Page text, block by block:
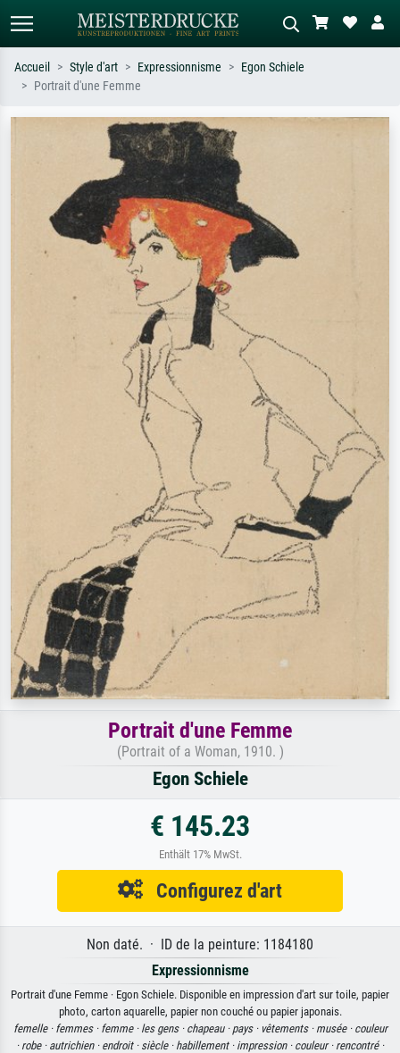
Recherchez par artiste, titre ou style –
ex. Monet, Nuit étoilée,
impressionnisme, vague de Hokusai,
nu.
Décrivez la scène – ex. prairie verte,
abstrait avec beaucoup de rouge,
tableau sombre, nu debout près d'un
Accueil Style d'art Expressionnisme
Egon Schiele
Portrait d'une Femme
Portrait d'une Femme
(Portrait of a Woman, 1910. )
Egon Schiele
€ 145.23
Enthält 17% MwSt.
Configurez d'art
Non daté. · ID de la peinture: 1184180
Expressionnisme
Portrait d'une Femme · Egon Schiele. Disponible en impression d'art sur toile, papier
photo, carton aquarelle, papier non couché ou papier japonais.
femelle · femmes · femme · les gens · chapeau · pays · vêtements · musée · couleur
· robe · autrichien · endroit · siècle · habillement · impression · couleur · rencontré ·